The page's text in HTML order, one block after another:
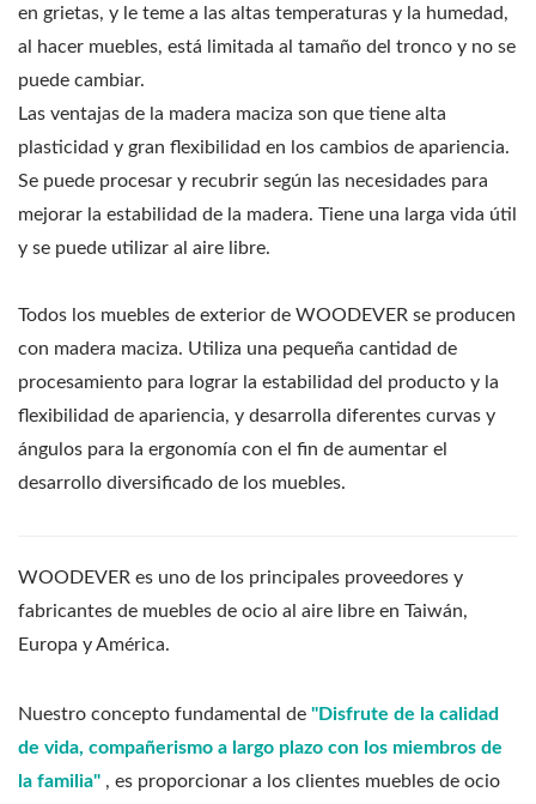
en grietas, y le teme a las altas temperaturas y la humedad,
al hacer muebles, está limitada al tamaño del tronco y no se
puede cambiar.
Las ventajas de la madera maciza son que tiene alta
plasticidad y gran flexibilidad en los cambios de apariencia.
Se puede procesar y recubrir según las necesidades para
mejorar la estabilidad de la madera. Tiene una larga vida útil
y se puede utilizar al aire libre.
Todos los muebles de exterior de WOODEVER se producen
con madera maciza. Utiliza una pequeña cantidad de
procesamiento para lograr la estabilidad del producto y la
flexibilidad de apariencia, y desarrolla diferentes curvas y
ángulos para la ergonomía con el fin de aumentar el
desarrollo diversificado de los muebles.
WOODEVER es uno de los principales proveedores y
fabricantes de muebles de ocio al aire libre en Taiwán,
Europa y América.
Nuestro concepto fundamental de "Disfrute de la calidad
de vida, compañerismo a largo plazo con los miembros de
la familia" , es proporcionar a los clientes muebles de ocio